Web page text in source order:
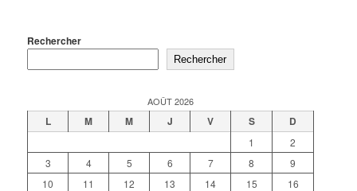
Rechercher
Rechercher
AOÛT 2026
L M M J V S D
1
2
3
4 5 6 7 8
9
10
11 12 13 14 15
16